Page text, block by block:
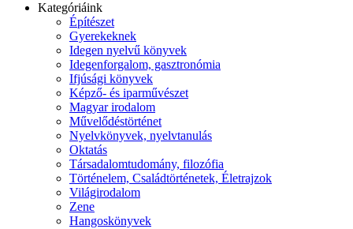
Kategóriáink
Építészet
Gyerekeknek
Idegen nyelvű könyvek
Idegenforgalom, gasztronómia
Ifjúsági könyvek
Képző- és iparművészet
Magyar irodalom
Művelődéstörténet
Nyelvkönyvek, nyelvtanulás
Oktatás
Társadalomtudomány, filozófia
Történelem, Családtörténetek, Életrajzok
Világirodalom
Zene
Hangoskönyvek